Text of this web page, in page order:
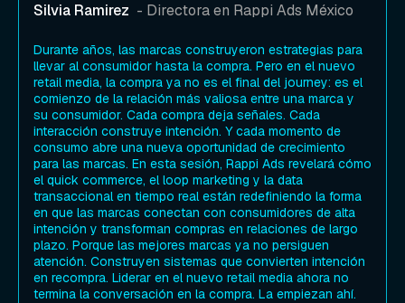
Silvia Ramirez - Directora en Rappi Ads México
Durante años, las marcas construyeron estrategias para
llevar al consumidor hasta la compra. Pero en el nuevo
retail media, la compra ya no es el final del journey: es el
comienzo de la relación más valiosa entre una marca y
su consumidor. Cada compra deja señales. Cada
interacción construye intención. Y cada momento de
consumo abre una nueva oportunidad de crecimiento
para las marcas. En esta sesión, Rappi Ads revelará cómo
el quick commerce, el loop marketing y la data
transaccional en tiempo real están redefiniendo la forma
en que las marcas conectan con consumidores de alta
intención y transforman compras en relaciones de largo
plazo. Porque las mejores marcas ya no persiguen
atención. Construyen sistemas que convierten intención
en recompra. Liderar en el nuevo retail media ahora no
termina la conversación en la compra. La empiezan ahí.